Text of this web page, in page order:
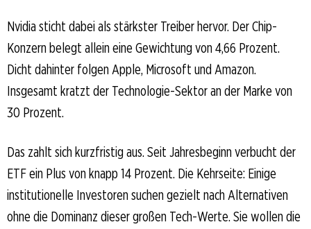
Nvidia sticht dabei als stärkster Treiber hervor. Der Chip-
Konzern belegt allein eine Gewichtung von 4,66 Prozent.
Dicht dahinter folgen Apple, Microsoft und Amazon.
Insgesamt kratzt der Technologie-Sektor an der Marke von
30 Prozent.
Das zahlt sich kurzfristig aus. Seit Jahresbeginn verbucht der
ETF ein Plus von knapp 14 Prozent. Die Kehrseite: Einige
institutionelle Investoren suchen gezielt nach Alternativen
ohne die Dominanz dieser großen Tech-Werte. Sie wollen die